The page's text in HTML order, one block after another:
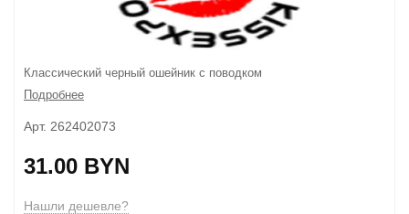
Классический черный ошейник с поводком
Подробнее
Арт. 262402073
31.00 BYN
Нашли дешевле?